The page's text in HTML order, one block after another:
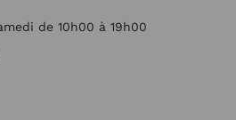
de 10h00 à 19h00